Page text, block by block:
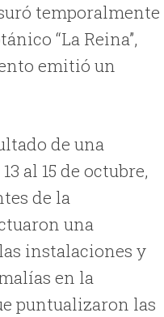
temporalmente
“La Reina”,
emitió un
de una
al 15 de octubre,
de la
una
instalaciones y
en la
puntualizaron las